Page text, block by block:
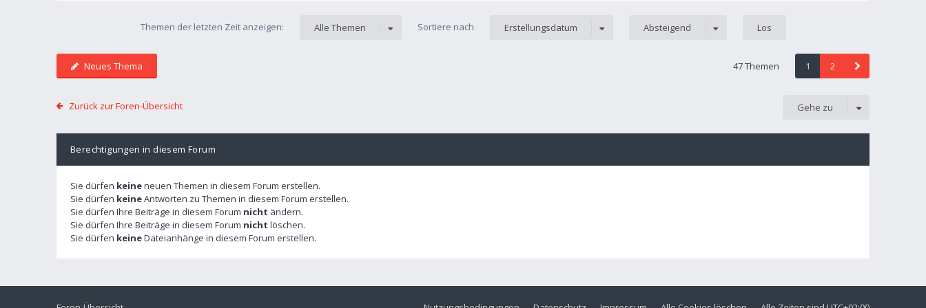
Themen der letzten Zeit anzeigen: Alle Themen Sortiere nach Erstellungsdatum Absteigend
Neues Thema 47 Themen 1 2
Zurück zur Foren-Übersicht Gehe zu
Berechtigungen in diesem Forum
Sie dürfen keineneuen Themen in diesem Forum erstellen.
Sie dürfen keineAntworten zu Themen in diesem Forum erstellen.
Sie dürfen Ihre Beiträge in diesem Forum nicht ändern.
Sie dürfen Ihre Beiträge in diesem Forum nicht löschen.
Sie dürfen keineDateianhänge in diesem Forum erstellen.